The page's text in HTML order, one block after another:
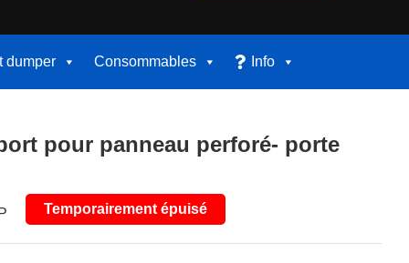
dumper Consommables Info
pour panneau perforé- porte
Temporairement épuisé